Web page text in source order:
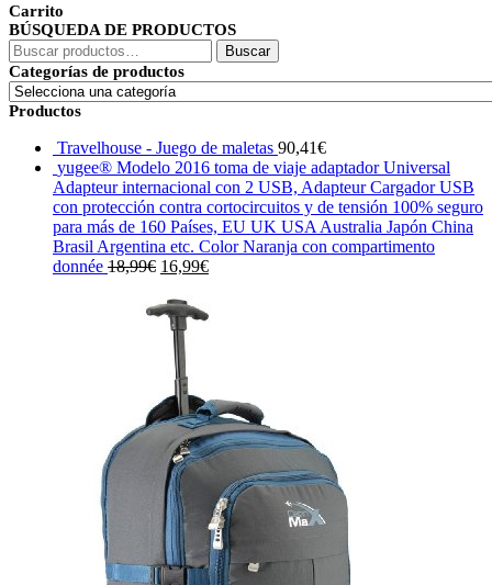
Carrito
BÚSQUEDA DE PRODUCTOS
Buscar
por:
Buscar
Categorías de productos
Productos
Travelhouse - Juego de maletas 90,41€
yugee® Modelo 2016 toma de viaje adaptador Universal
Adapteur internacional con 2 USB, Adapteur Cargador USB
con protección contra cortocircuitos y de tensión 100% seguro
para más de 160 Países, EU UK USA Australia Japón China
Brasil Argentina etc. Color Naranja con compartimento
donnée 18,99€ El
original
era:
18,99€.
16,99€El
es: